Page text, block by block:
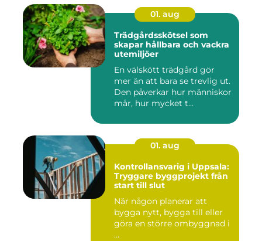
01. aug
Trädgårdsskötsel som
skapar hållbara och vackra
utemiljöer
En välskött trädgård gör
mer än att bara se trevlig ut.
Den påverkar hur människor
mår, hur mycket t...
01. aug
Kontrollansvarig i Uppsala:
Tryggare byggprojekt från
start till slut
När någon planerar att
bygga nytt, bygga till eller
göra en större ombyggnad i
...